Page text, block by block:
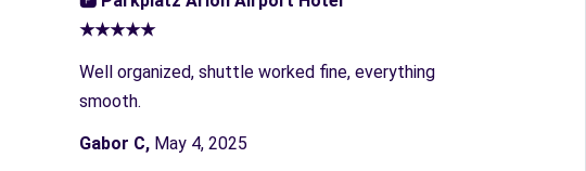
★★★★★
Well organized, shuttle worked fine, everything
smooth.
Gabor C, May 4, 2025